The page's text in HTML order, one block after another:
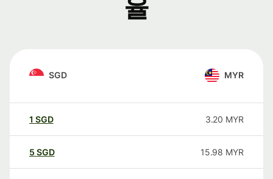
율
SGD MYR
1 SGD 3.20 MYR
5 SGD 15.98 MYR